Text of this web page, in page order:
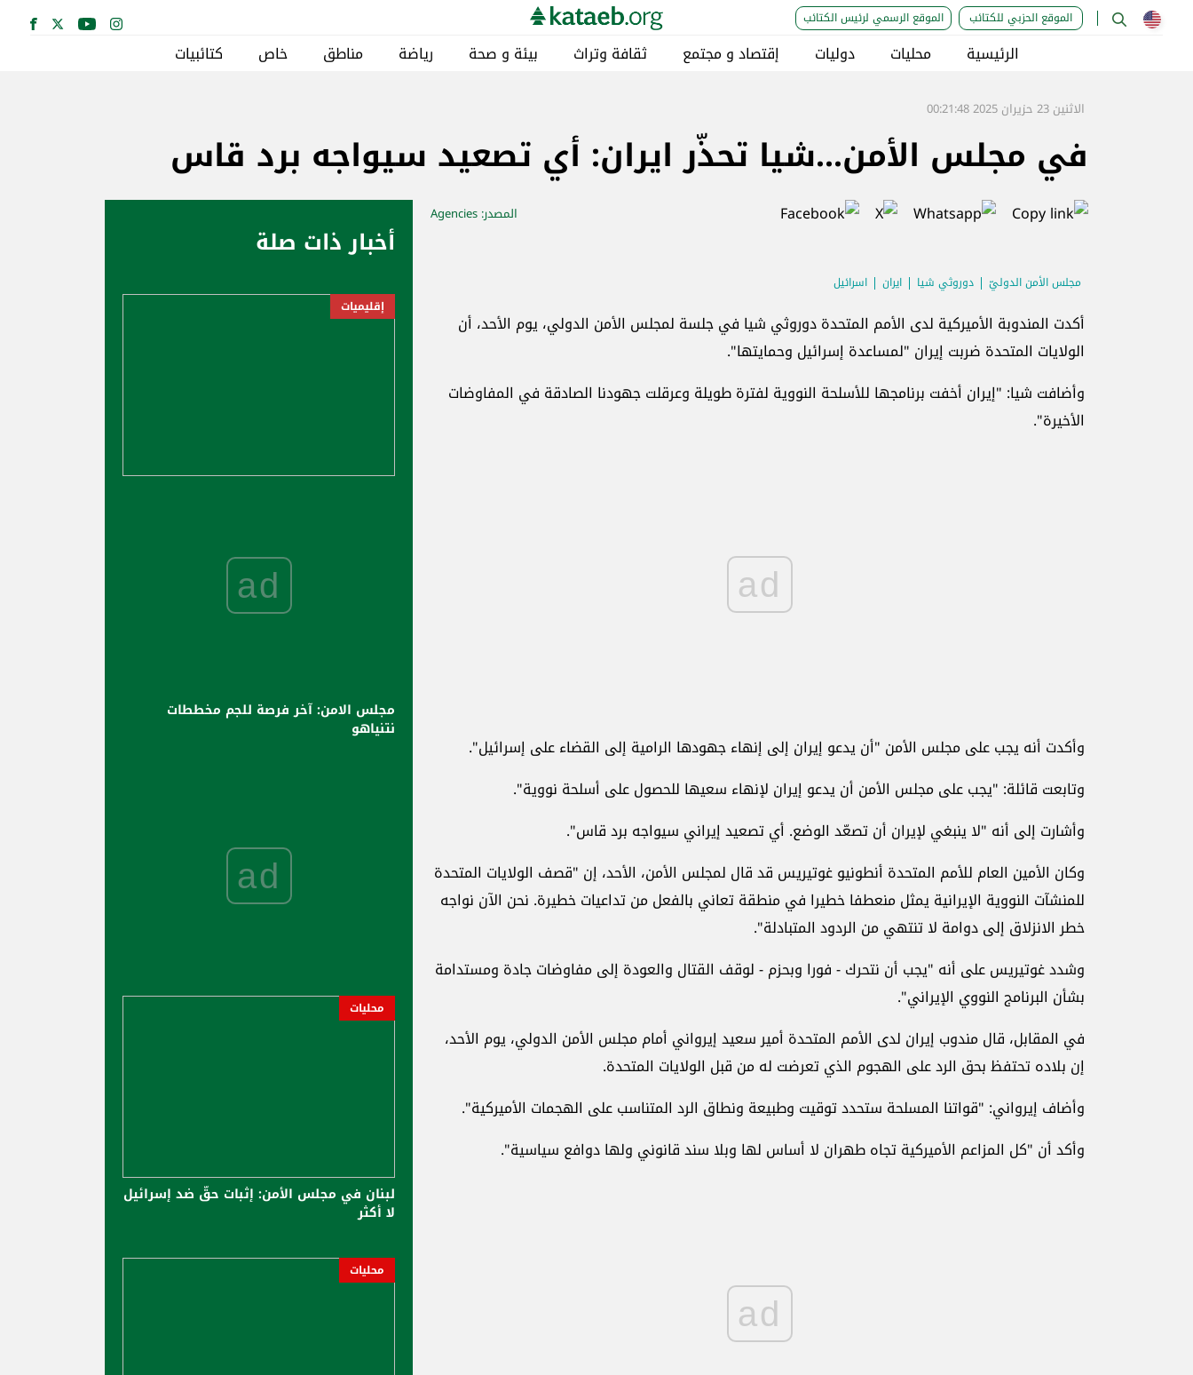
الموقع الحزبي للكتائب الموقع الرسمي لرئيس الكتائب
الرئيسية محليات دوليات إقتصاد و مجتمع ثقافة وتراث بيئة و صحة رياضة مناطق خاص كتائبيات
الاثنين 23 حزيران 2025 00:21:48
في مجلس الأمن...شيا تحذّر ايران: أي تصعيد سيواجه برد قاس
المصدر: Agencies
مجلس الأمن الدوليّ دوروثي شيا ايران اسرائيل
أكدت المندوبة الأميركية لدى الأمم المتحدة دوروثي شيا في جلسة لمجلس الأمن الدولي، يوم الأحد، أن
الولايات المتحدة ضربت إيران "لمساعدة إسرائيل وحمايتها".
وأضافت شيا: "إيران أخفت برنامجها للأسلحة النووية لفترة طويلة وعرقلت جهودنا الصادقة في المفاوضات
الأخيرة".
ad
وأكدت أنه يجب على مجلس الأمن "أن يدعو إيران إلى إنهاء جهودها الرامية إلى القضاء على إسرائيل".
وتابعت قائلة: "يجب على مجلس الأمن أن يدعو إيران لإنهاء سعيها للحصول على أسلحة نووية".
وأشارت إلى أنه "لا ينبغي لإيران أن تصعّد الوضع. أي تصعيد إيراني سيواجه برد قاس".
وكان الأمين العام للأمم المتحدة أنطونيو غوتيريس قد قال لمجلس الأمن، الأحد، إن "قصف الولايات المتحدة
للمنشآت النووية الإيرانية يمثل منعطفا خطيرا في منطقة تعاني بالفعل من تداعيات خطيرة. نحن الآن نواجه
خطر الانزلاق إلى دوامة لا تنتهي من الردود المتبادلة".
وشدد غوتيريس على أنه "يجب أن نتحرك - فورا وبحزم - لوقف القتال والعودة إلى مفاوضات جادة ومستدامة
بشأن البرنامج النووي الإيراني".
في المقابل، قال مندوب إيران لدى الأمم المتحدة أمير سعيد إيرواني أمام مجلس الأمن الدولي، يوم الأحد،
إن بلاده تحتفظ بحق الرد على الهجوم الذي تعرضت له من قبل الولايات المتحدة.
وأضاف إيرواني: "قواتنا المسلحة ستحدد توقيت وطبيعة ونطاق الرد المتناسب على الهجمات الأميركية".
وأكد أن "كل المزاعم الأميركية تجاه طهران لا أساس لها وبلا سند قانوني ولها دوافع سياسية".
ad
أخبار ذات صلة
إقليميات
ad
مجلس الامن: آخر فرصة للجم مخططات
نتنياهو
ad
محليات
لبنان في مجلس الأمن: إثبات حقّ ضد إسرائيل
لا أكثر
محليات